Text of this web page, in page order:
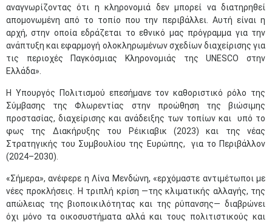
αναγνωρίζοντας ότι η κληρονομιά δεν μπορεί να διατηρηθεί
απομονωμένη από το τοπίο που την περιβάλλει. Αυτή είναι η
αρχή, στην οποία εδράζεται το εθνικό μας πρόγραμμα για την
ανάπτυξη και εφαρμογή ολοκληρωμένων σχεδίων διαχείρισης για
τις περιοχές Παγκόσμιας Κληρονομιάς της UNESCO στην
Ελλάδα».
Η Υπουργός Πολιτισμού επεσήμανε τον καθοριστικό ρόλο της
Σύμβασης της Φλωρεντίας στην προώθηση της βιώσιμης
προστασίας, διαχείρισης και ανάδειξης των τοπίων και υπό το
φως της Διακήρυξης του Ρέικιαβικ (2023) και της νέας
Στρατηγικής του Συμβουλίου της Ευρώπης, για το Περιβάλλον
(2024–2030).
«Σήμερα», ανέφερε η Λίνα Μενδώνη, «ερχόμαστε αντιμέτωποι με
νέες προκλήσεις. Η τριπλή κρίση —της κλιματικής αλλαγής, της
απώλειας της βιοποικιλότητας και της ρύπανσης— διαβρώνει
όχι μόνο τα οικοσυστήματα αλλά και τους πολιτιστικούς και